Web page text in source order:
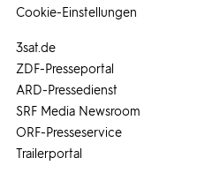
3sat.de
ZDF-Presseportal
ARD-Pressedienst
SRF Media Newsroom
ORF-Presseservice
Trailerportal
Cookie-Einstellungen